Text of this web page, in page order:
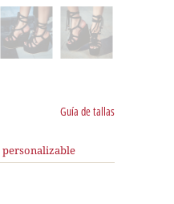
Guía de tallas